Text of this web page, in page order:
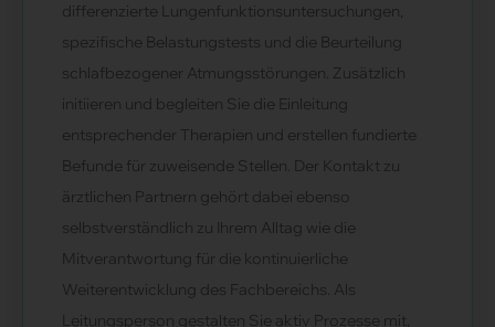
differenzierte Lungenfunktionsuntersuchungen,
spezifische Belastungstests und die Beurteilung
schlafbezogener Atmungsstörungen. Zusätzlich
initiieren und begleiten Sie die Einleitung
entsprechender Therapien und erstellen fundierte
Befunde für zuweisende Stellen. Der Kontakt zu
ärztlichen Partnern gehört dabei ebenso
selbstverständlich zu Ihrem Alltag wie die
Mitverantwortung für die kontinuierliche
Weiterentwicklung des Fachbereichs. Als
Leitungsperson gestalten Sie aktiv Prozesse mit,